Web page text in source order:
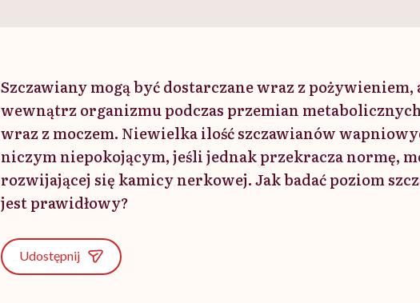
Szczawiany mogą być dostarczane wraz z
wewnątrz organizmu podczas przemian
wraz z moczem. Niewielka ilość szczawianów
niczym niepokojącym, jeśli jednak przekracza normę,
rozwijającej się kamicy nerkowej. Jak badać poziom
jest prawidłowy?
Udostępnij